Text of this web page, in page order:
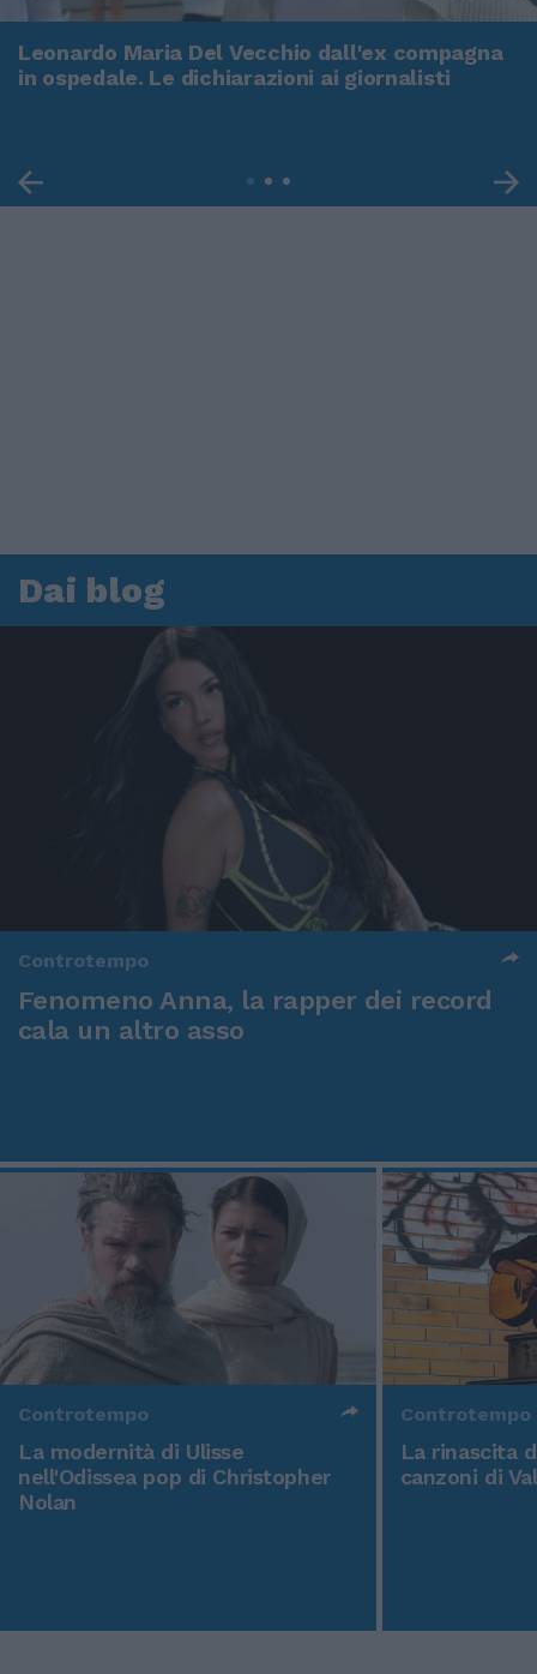
Leonardo Maria Del Vecchio dall'ex compagna
in ospedale. Le dichiarazioni ai giornalisti
Dai blog
Controtempo
Fenomeno Anna, la rapper dei record
cala un altro asso
Controtempo
La modernità di Ulisse
nell'Odissea pop di Christopher
Nolan
Controtempo
La rinascita
canzoni di